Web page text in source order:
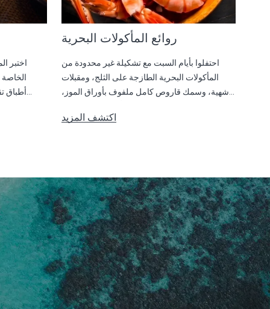
اختبر
أطباق
روائع المأكولات البحرية
احتفلوا بأيام السبت مع تشكيلة غير محدودة من
المأكولات البحرية الطازجة على الثلج، ومقبلات
شهية، وسمك قاروص كامل ملفوف بأوراق الموز،
اكتشف المزيد